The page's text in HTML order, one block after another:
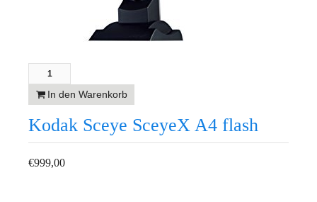
In den Warenkorb
Kodak Sceye SceyeX A4 flash
€999,00